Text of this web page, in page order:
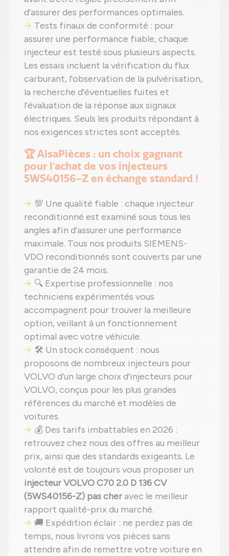
d'assurer des performances optimales.
Tests finaux de conformité : pour
assurer une performance fiable, chaque
injecteur est testé sous plusieurs aspects.
Les essais incluent la vérification du flux
carburant, l'observation de la pulvérisation,
la recherche d'éventuelles fuites et
l'évaluation de la réponse aux signaux
électriques. Seuls les produits répondant à
nos exigences strictes sont acceptés.
🏆 AlsaPièces : un choix gagnant
pour l'achat de vos injecteurs
5WS40156-Z en échange standard !
💯 Une qualité fiable : chaque injecteur
reconditionné est examiné sous tous les
angles afin d'assurer une performance
maximale. Tous nos produits SIEMENS-
VDO reconditionnés sont couverts par une
garantie de 24 mois.
🔍 Expertise professionnelle : nos
techniciens expérimentés vous
accompagnent pour trouver la meilleure
option, veillant à un fonctionnement
optimal avec votre véhicule.
🛠️ Un stock conséquent : nous
proposons de nombreux injecteurs pour
VOLVO d'un large choix d'injecteurs pour
VOLVO, conçus pour les plus grandes
références du marché et modèles de
voitures.
💰 Des tarifs imbattables en 2026 :
retrouvez chez nous des offres au meilleur
prix, ainsi que des standards exigeants. Le
volonté est de toujours vous proposer un
injecteur VOLVO C70 2.0 D 136 CV
(5WS40156-Z) pas cheravec le meilleur
rapport qualité-prix du marché.
🚚 Expédition éclair : ne perdez pas de
temps, nous livrons vos pièces sans
attendre afin de remettre votre voiture en